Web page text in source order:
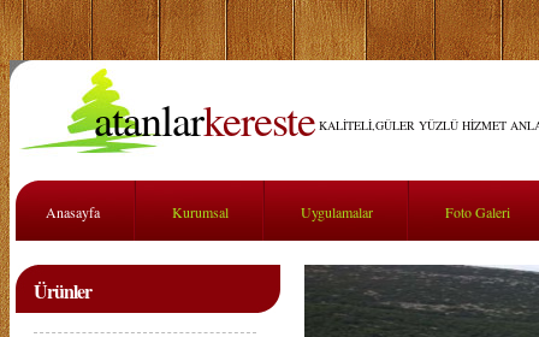
atanlarkereste KALİTELİ,GÜLER YÜZLÜ HİZMET
Anasayfa Kurumsal Uygulamalar Foto Galeri
Ürünler